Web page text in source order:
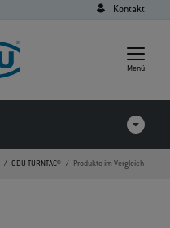
Kontakt
Menü
ODU TURNTAC® Produkte im Vergleich